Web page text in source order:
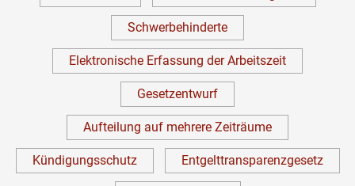
Schwerbehinderte
Elektronische Erfassung der Arbeitszeit
Gesetzentwurf
Aufteilung auf mehrere Zeiträume
Kündigungsschutz Entgelttransparenzgesetz